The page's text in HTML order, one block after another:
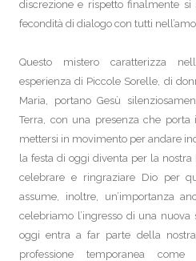
discrezione e rispetto finalmente si
fecondità di dialogo con tutti
Questo mistero caratterizza
esperienza di Piccole Sorelle, di
Maria, portano Gesù
Terra, con una presenza che porta
mettersi in movimento per andare
la festa di oggi diventa per la nostra
celebrare e ringraziare Dio per
assume, inoltre, un’importanza
celebriamo l’ingresso di una nuova
oggi entra a far parte della
professione temporanea